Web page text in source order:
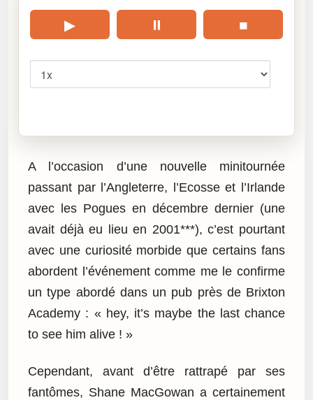
▶ ⏸ ■
A l’occasion d’une nouvelle minitournée
passant par l’Angleterre, l’Ecosse et l’Irlande
avec les Pogues en décembre dernier (une
avait déjà eu lieu en 2001***), c’est pourtant
avec une curiosité morbide que certains fans
abordent l’événement comme me le confirme
un type abordé dans un pub près de Brixton
Academy : « hey, it’s maybe the last chance
to see him alive ! »
Cependant, avant d’être rattrapé par ses
fantômes, Shane MacGowan a certainement